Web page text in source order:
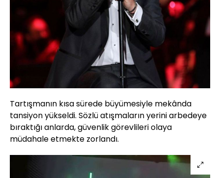
Tartışmanın kısa sürede büyümesiyle mekânda
tansiyon yükseldi. Sözlü atışmaların yerini arbedeye
bıraktığı anlarda, güvenlik görevlileri olaya
müdahale etmekte zorlandı.